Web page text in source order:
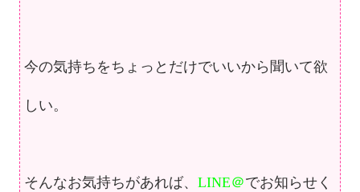
今の気持ちをちょっとだけでいいから 聞いて欲
しい。
そんなお気持ちがあれば、LINE＠でお知らせく